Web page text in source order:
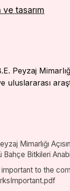
ve tasarım
Peyzaj
Mimarlığı
Bitkileri
to the